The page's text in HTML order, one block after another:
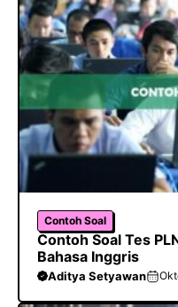
Contoh Soal
Contoh Soal Tes
Bahasa Inggris
Aditya Setyawan